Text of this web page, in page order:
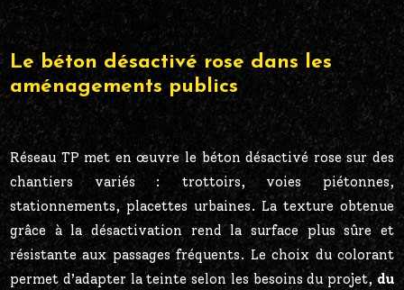
Le béton désactivé rose dans les
aménagements publics
Réseau TP met en œuvre le béton désactivé rose sur des
chantiers variés : trottoirs, voies piétonnes,
stationnements, placettes urbaines. La texture obtenue
grâce à la désactivation rend la surface plus sûre et
résistante aux passages fréquents. Le choix du colorant
permet d’adapter la teinte selon les besoins du projet, du